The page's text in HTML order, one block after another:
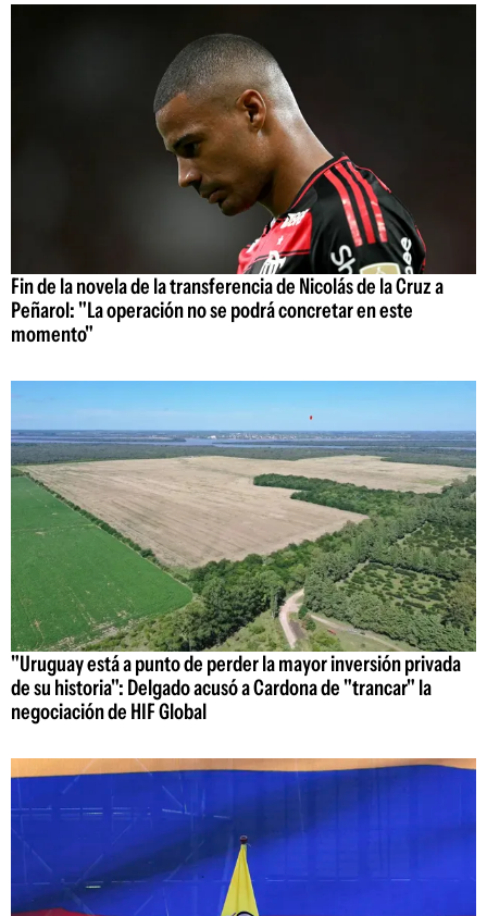
Fin de la novela de la transferencia de Nicolás de la Cruz a
Peñarol: "La operación no se podrá concretar en este
momento"
"Uruguay está a punto de perder la mayor inversión privada
de su historia": Delgado acusó a Cardona de "trancar" la
negociación de HIF Global